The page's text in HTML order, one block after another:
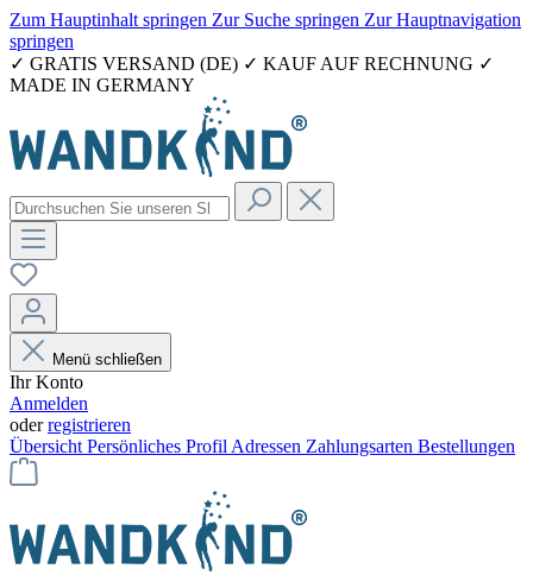
Zum Hauptinhalt springen Zur Suche springen Zur Hauptnavigation
springen
✓ GRATIS VERSAND (DE) ✓ KAUF AUF RECHNUNG ✓
MADE IN GERMANY
Menü schließen
Ihr Konto
Anmelden
oderregistrieren
Übersicht Persönliches Profil Adressen Zahlungsarten Bestellungen